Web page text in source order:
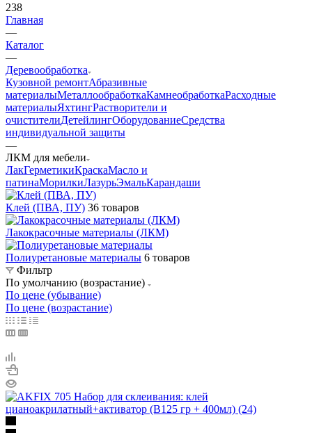
238
Главная
—
Каталог
—
Деревообработка
Кузовной ремонтАбразивные
материалыМеталлообработкаКамнеобработкаРасходные
материалыЯхтингРастворители и
очистителиДетейлингОборудованиеСредства
индивидуальной защиты
—
ЛКМ для мебели
ЛакГерметикиКраскаМасло и
патинаМорилкиЛазурьЭмальКарандаши
Клей (ПВА, ПУ) 36 товаров
Лакокрасочные материалы (ЛКМ)
Полиуретановые материалы 6 товаров
Фильтр
По умолчанию (возрастание)
По цене (убывание)
По цене (возрастание)